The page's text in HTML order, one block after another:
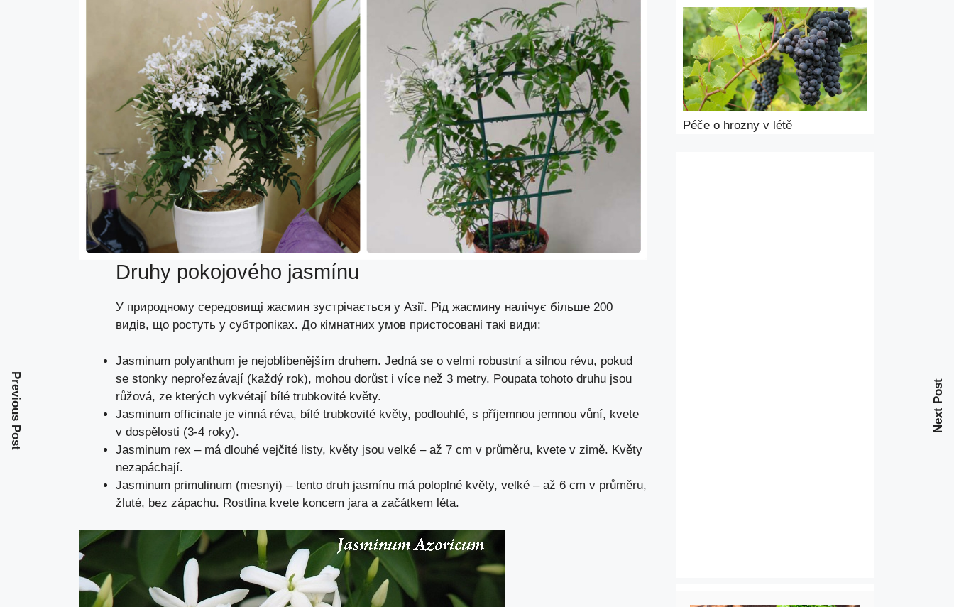
Druhy pokojového jasmínu
У природному середовищі жасмин зустрічається у Азії. Рід жасмину налічує більше 200
видів, що ростуть у субтропіках. До кімнатних умов пристосовані такі види:
Jasminum polyanthum je nejoblíbenějším druhem. Jedná se o velmi robustní a silnou révu, pokud
se stonky neprořezávají (každý rok), mohou dorůst i více než 3 metry. Poupata tohoto druhu jsou
růžová, ze kterých vykvétají bílé trubkovité květy.
Jasminum officinale je vinná réva, bílé trubkovité květy, podlouhlé, s příjemnou jemnou vůní, kvete
v dospělosti (3-4 roky).
Jasminum rex – má dlouhé vejčité listy, květy jsou velké – až 7 cm v průměru, kvete v zimě. Květy
nezapáchají.
Jasminum primulinum (mesnyi) – tento druh jasmínu má poloplné květy, velké – až 6 cm v průměru,
žluté, bez zápachu. Rostlina kvete koncem jara a začátkem léta.
Previous Post Next Post
Péče o hrozny v létě